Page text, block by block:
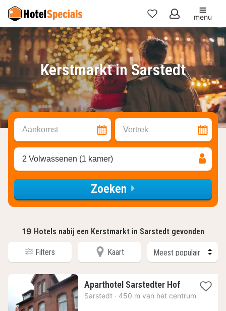
Mijn
favorieten
menu
Kerstmarkt in Sarstedt
Aankomst Vertrek
2 Volwassenen (1 kamer)
Zoeken
19 Hotels nabij een Kerstmarkt in Sarstedt gevonden
Filters Kaart
Aparthotel Sarstedter Hof1
nacht
Sarstedt · 450 m van het centrum